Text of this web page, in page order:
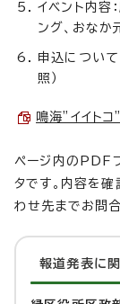
イベント内容
ング、おなか
申込について
照）
鳴海”イイト
ページ内のPDF
タです。内容を
わせ先までお問
報道発表に